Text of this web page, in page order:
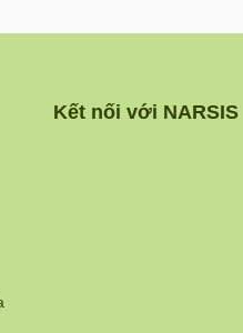
Kết nối với NARSIS